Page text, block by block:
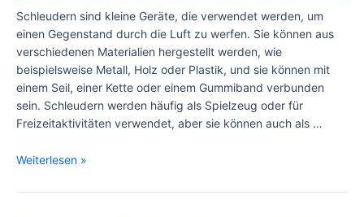
Empfehlungen
Schleudern sind kleine Geräte, die verwendet werden, um
einen Gegenstand durch die Luft zu werfen. Sie können aus
verschiedenen Materialien hergestellt werden, wie
beispielsweise Metall, Holz oder Plastik, und sie können mit
einem Seil, einer Kette oder einem Gummiband verbunden
sein. Schleudern werden häufig als Spielzeug oder für
Freizeitaktivitäten verwendet, aber sie können auch als …
Schleudern
–
Weiterlesen »